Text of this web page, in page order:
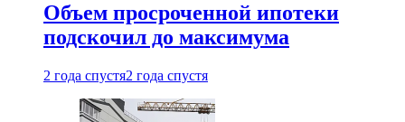
Объем просроченной ипотеки
подскочил до максимума
2 года спустя2 года спустя